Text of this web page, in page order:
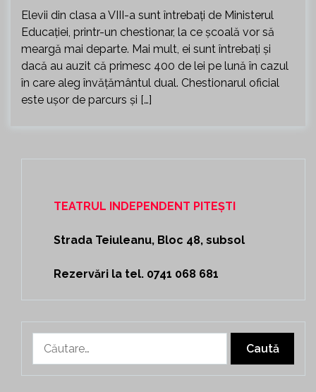
Elevii din clasa a VIII-a sunt întrebați de Ministerul
Educației, printr-un chestionar, la ce școală vor să
meargă mai departe. Mai mult, ei sunt întrebați și
dacă au auzit că primesc 400 de lei pe lună în cazul
în care aleg învățământul dual. Chestionarul oficial
este ușor de parcurs și […]
TEATRUL INDEPENDENT PITEȘTI
Strada Teiuleanu, Bloc 48, subsol
Rezervări la tel. 0741 068 681
după: